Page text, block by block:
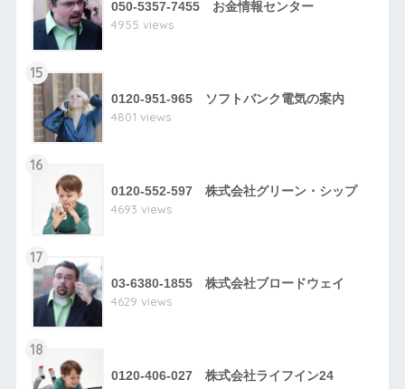
050-5357-7455 お金情報センター
4955 views
15
0120-951-965 ソフトバンク電気の案内
4801 views
16
0120-552-597 株式会社グリーン・シップ
4693 views
17
03-6380-1855 株式会社ブロードウェイ
4629 views
18
0120-406-027 株式会社ライフイン24